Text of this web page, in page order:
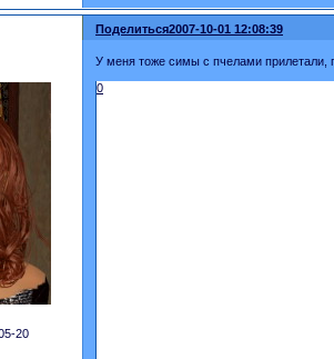
Поделиться2007-10-01 12:08:39
20
У меня тоже симы с пчелами прилетали,
0